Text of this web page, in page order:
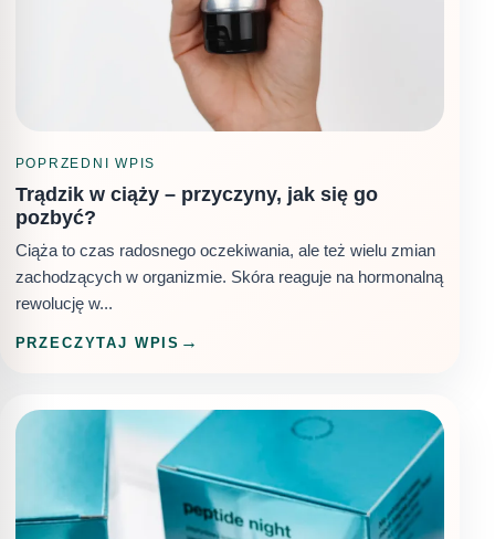
POPRZEDNI WPIS
Trądzik w ciąży – przyczyny, jak się go
pozbyć?
Ciąża to czas radosnego oczekiwania, ale też wielu zmian
zachodzących w organizmie. Skóra reaguje na hormonalną
rewolucję w...
PRZECZYTAJ WPIS